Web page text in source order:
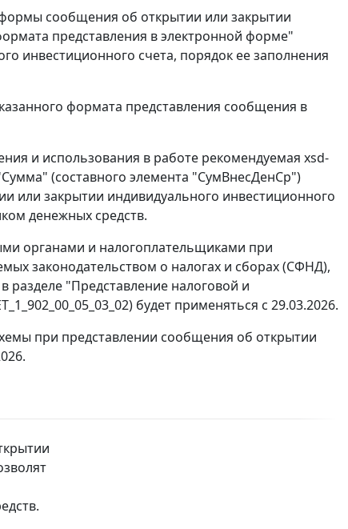
сообщения об открытии или закрытии
представления в электронной форме"
инвестиционного счета, порядок ее заполнения
формата представления сообщения в
и использования в работе рекомендуемая xsd-
(составного элемента "СумВнесДенСр")
или закрытии индивидуального инвестиционного
денежных средств.
органами и налогоплательщиками при
законодательством о налогах и сборах (СФНД),
"Представление налоговой и
будет применяться с 29.03.2026.
при представлении сообщения об открытии